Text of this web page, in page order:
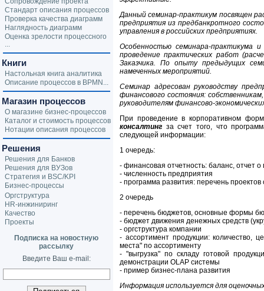
Данный семинар-практикум посвящен
предприятия из предбанкротного
управления в российских предприятиях.
Особенностью семинара-практикума
проведение практических работ
Заказчика. По опыту предыдущих
намеченных мероприятий.
Семинар адресован руководству
финансового состояния:
руководителям финансово-
При проведение в корпоративном
консалтинг за счет того, что
следующей информации:
1 очередь:
- финансовая отчетность: баланс, отчет
- численность предприятия
- программа развития: перечень
2 очередь
- перечень бюджетов, основные формы
- бюджет движения денежных средств
- оргструктура компании
- ассортимент продукции: количество,
места" по ассортименту
- "выгрузка" по складу готовой
демонстрации OLAP системы
- пример бизнес-плана развития
Информация используется для
Стандарт описания процессов
Проверка качества диаграмм
Наглядность диаграмм
Оценка зрелости процессного
...
Книги
Настольная книга аналитика
Описание процессов в BPMN...
Магазин процессов
О магазине бизнес-процессов
Каталог и стоимость процессов
Нотации описания процессов
Решения
Решения для Банков
Решения для ВУЗов
Стратегия и BSC/KPI
Бизнес-процессы
Оргструктура
HR-инжиниринг
Качество
Проекты
Подписка на новостную
рассылку
Введите Ваш e-mail: